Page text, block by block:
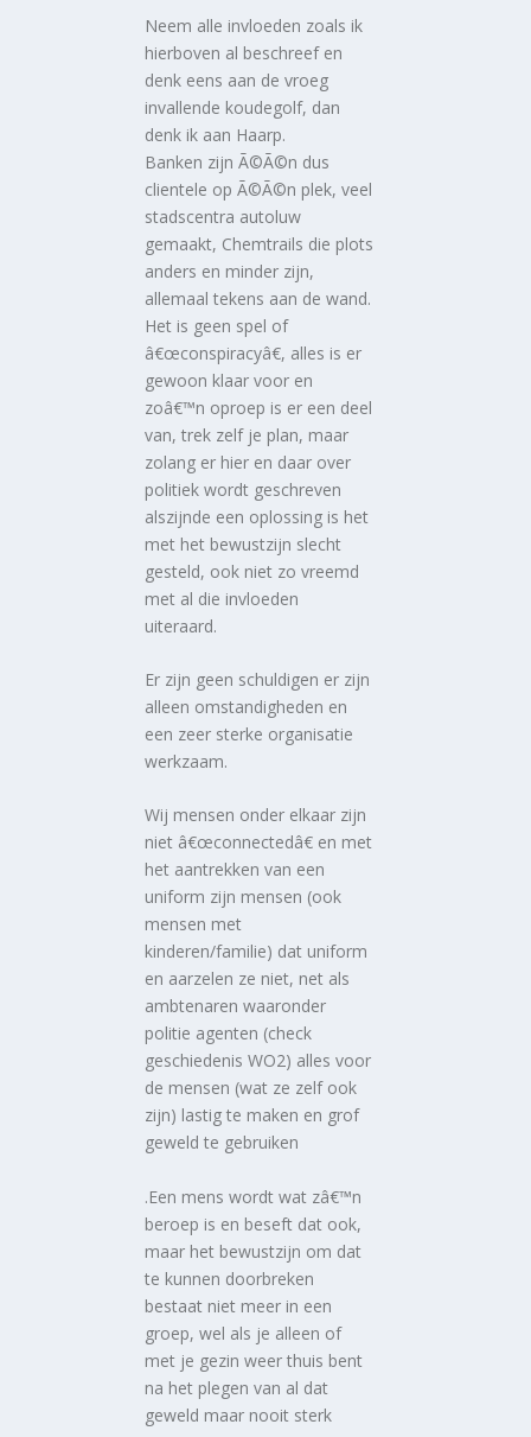
Neem alle invloeden zoals ik
hierboven al beschreef en
denk eens aan de vroeg
invallende koudegolf, dan
denk ik aan Haarp.
Banken zijn Ã©Ã©n dus
clientele op Ã©Ã©n plek, veel
stadscentra autoluw
gemaakt, Chemtrails die plots
anders en minder zijn,
allemaal tekens aan de wand.
Het is geen spel of
â€œconspiracyâ€, alles is er
gewoon klaar voor en
zoâ€™n oproep is er een deel
van, trek zelf je plan, maar
zolang er hier en daar over
politiek wordt geschreven
alszijnde een oplossing is het
met het bewustzijn slecht
gesteld, ook niet zo vreemd
met al die invloeden
uiteraard.
Er zijn geen schuldigen er zijn
alleen omstandigheden en
een zeer sterke organisatie
werkzaam.
Wij mensen onder elkaar zijn
niet â€œconnectedâ€ en met
het aantrekken van een
uniform zijn mensen (ook
mensen met
kinderen/familie) dat uniform
en aarzelen ze niet, net als
ambtenaren waaronder
politie agenten (check
geschiedenis WO2) alles voor
de mensen (wat ze zelf ook
zijn) lastig te maken en grof
geweld te gebruiken
.Een mens wordt wat zâ€™n
beroep is en beseft dat ook,
maar het bewustzijn om dat
te kunnen doorbreken
bestaat niet meer in een
groep, wel als je alleen of
met je gezin weer thuis bent
na het plegen van al dat
geweld maar nooit sterk